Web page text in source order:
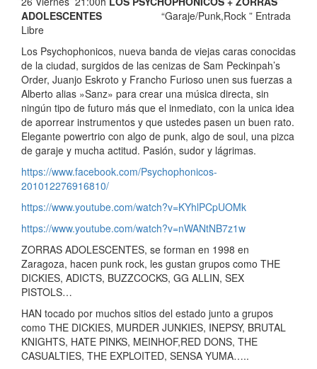
ADOLESCENTES “Garaje/Punk,Rock ” Entrada
Libre
Los Psychophonicos, nueva banda de viejas caras conocidas
de la ciudad, surgidos de las cenizas de Sam Peckinpah’s
Order, Juanjo Eskroto y Francho Furioso unen sus fuerzas a
Alberto alias »Sanz» para crear una música directa, sin
ningún tipo de futuro más que el inmediato, con la unica idea
de aporrear instrumentos y que ustedes pasen un buen rato.
Elegante powertrio con algo de punk, algo de soul, una pizca
de garaje y mucha actitud. Pasión, sudor y lágrimas.
https://www.facebook.com/Psychophonicos-
201012276916810/
https://www.youtube.com/watch?v=KYhlPCpUOMk
https://www.youtube.com/watch?v=nWANtNB7z1w
ZORRAS ADOLESCENTES, se forman en 1998 en
Zaragoza, hacen punk rock, les gustan grupos como THE
DICKIES, ADICTS, BUZZCOCKS, GG ALLIN, SEX
PISTOLS…
HAN tocado por muchos sitios del estado junto a grupos
como THE DICKIES, MURDER JUNKIES, INEPSY, BRUTAL
KNIGHTS, HATE PINKS, MEINHOF,RED DONS, THE
CASUALTIES, THE EXPLOITED, SENSA YUMA…..